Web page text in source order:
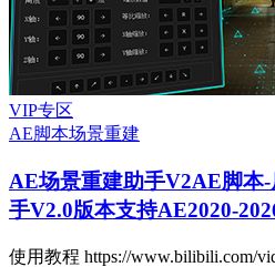
VIP专区
AE脚本场景重建
AE场景重建助手V2AE脚本
手V2.0版本支持AE2020-
使用教程 https://www.bilibili.com/